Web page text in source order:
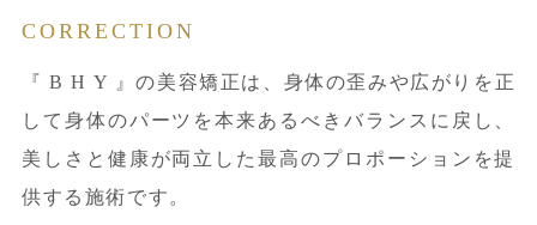
CORRECTION
『 B H Y 』の美容矯正は、身体の歪みや広がりを正
して身体のパーツを本来あるべきバランスに戻し、
美しさと健康が両立した最高のプロポーションを提
供する施術です。